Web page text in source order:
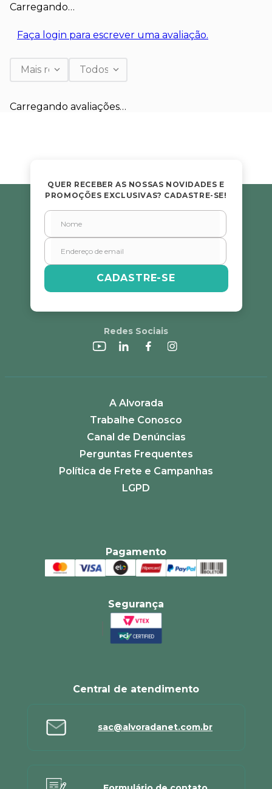
Carregando…
Faça login para escrever uma avaliação.
Mais recentesTodos
Carregando avaliações…
QUER RECEBER AS NOSSAS NOVIDADES E
PROMOÇÕES EXCLUSIVAS? CADASTRE-SE!
CADASTRE-SE
Redes Sociais
A Alvorada
Trabalhe Conosco
Canal de Denúncias
Perguntas Frequentes
Política de Frete e Campanhas
LGPD
Pagamento
Segurança
Central de atendimento
sac@alvoradanet.com.br